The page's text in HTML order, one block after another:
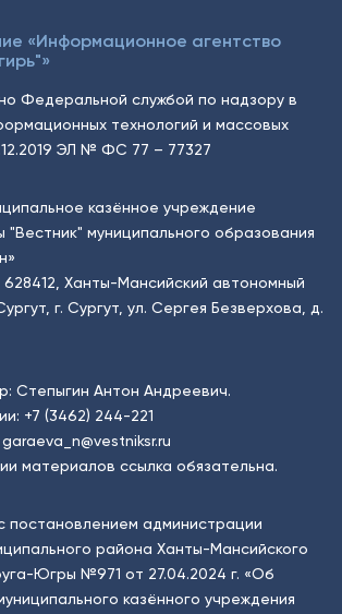
«Информационное агентство
Федеральной службой по надзору в
технологий и массовых
ЭЛ № ФС 77 – 77327
казённое учреждение
"Вестник" муниципального образования
Ханты-Мансийский автономный
г. Сургут, ул. Сергея Безверхова, д.
Степыгин Антон Андреевич.
+7 (3462) 244-221
garaeva_n@vestniksr.ru
материалов ссылка обязательна.
постановлением администрации
района Ханты-Мансийского
Югры №971 от 27.04.2024 г. «Об
казённого учреждения